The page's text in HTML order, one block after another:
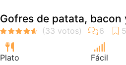
Gofres de patata, bacon
Plato Fácil